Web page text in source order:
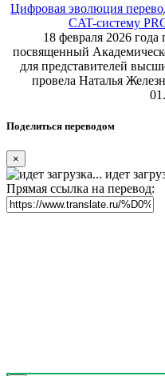
Цифровая эволюция
CAT-систему
18 февраля 2026
посвященный
для представителей
провела Наталья
Поделиться переводом
×
идет
Прямая ссылка на перевод: